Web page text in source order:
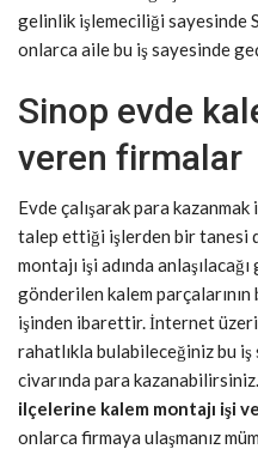
gelinlik işlemeciliği sayesinde
onlarca aile bu iş sayesinde
Sinop evde
veren firmalar
Evde çalışarak para kazanmak
talep ettiği işlerden bir tanesi
montajı işi adında
gönderilen kalem
işinden ibarettir. İnternet
rahatlıkla bulabileceğiniz bu
civarında para
ilçelerine kalem montajı işi
onlarca firmaya ulaşmanız